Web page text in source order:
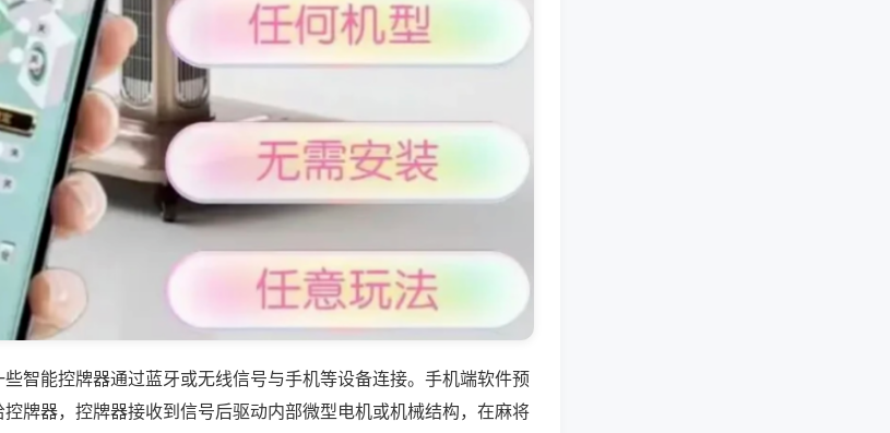
智能控牌器通过蓝牙或无线信号与手机等设备连接。手机端软件预
牌器，控牌器接收到信号后驱动内部微型电机或机械结构，在麻将